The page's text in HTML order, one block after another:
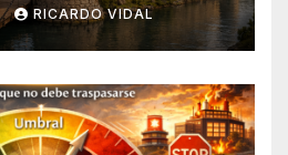
RICARDO VIDAL